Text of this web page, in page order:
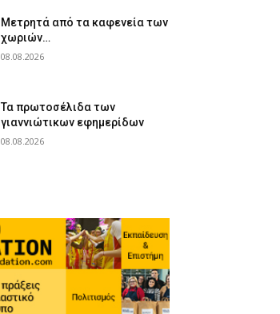
Μετρητά από τα καφενεία των
χωριών…
08.08.2026
Τα πρωτοσέλιδα των
γιαννιώτικων εφημερίδων
08.08.2026